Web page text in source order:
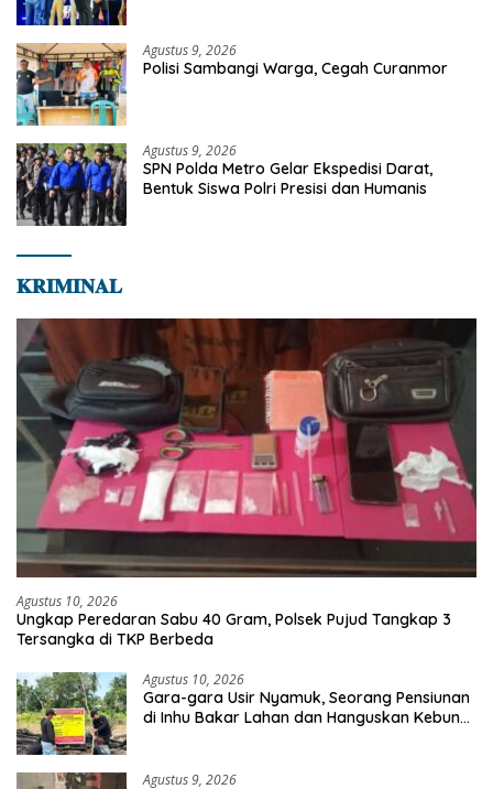
Agustus 9, 2026
Polisi Sambangi Warga, Cegah Curanmor
Agustus 9, 2026
SPN Polda Metro Gelar Ekspedisi Darat,
Bentuk Siswa Polri Presisi dan Humanis
𝐊𝐑𝐈𝐌𝐈𝐍𝐀𝐋
Agustus 10, 2026
Ungkap Peredaran Sabu 40 Gram, Polsek Pujud Tangkap 3
Tersangka di TKP Berbeda
Agustus 10, 2026
Gara-gara Usir Nyamuk, Seorang Pensiunan
di Inhu Bakar Lahan dan Hanguskan Kebun
Agustus 9, 2026